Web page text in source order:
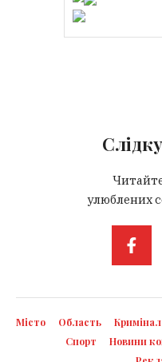
улюблених
Місто Область Кримінал
Спорт
Новини